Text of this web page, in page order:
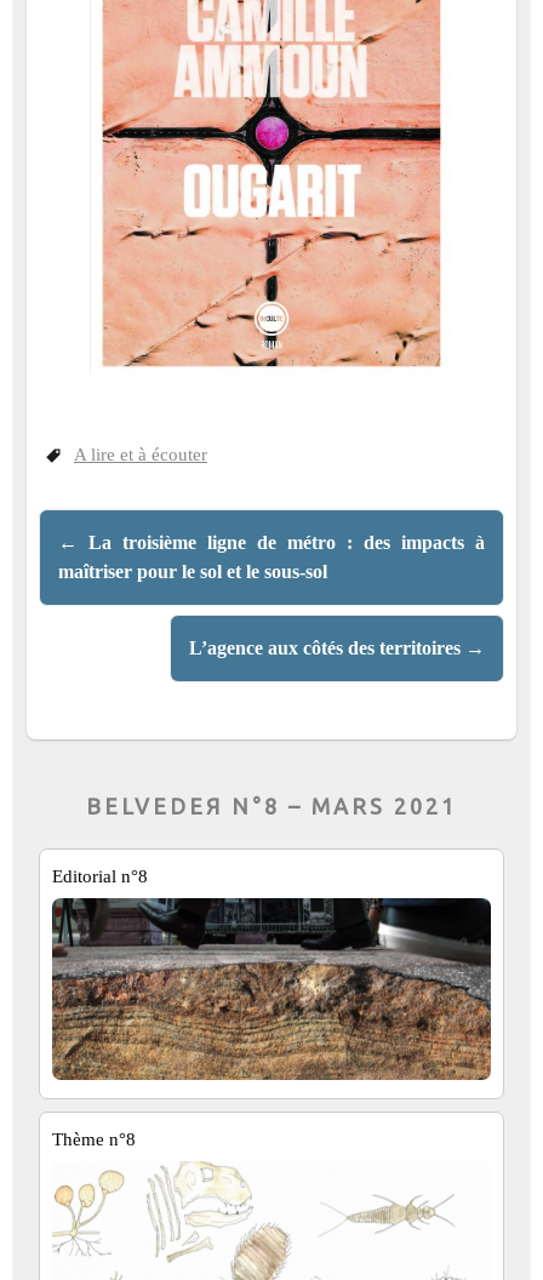
A lire et à écouter
←
La troisième ligne de métro : des impacts à
maîtriser pour le sol et le sous-sol
L’agence aux côtés des territoires →
BELVEDEЯ N°8 – MARS 2021
Editorial n°8
Thème n°8